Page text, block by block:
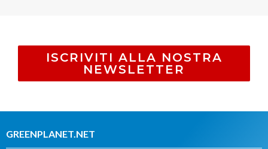
ISCRIVITI ALLA NOSTRA
NEWSLETTER
GREENPLANET.NET